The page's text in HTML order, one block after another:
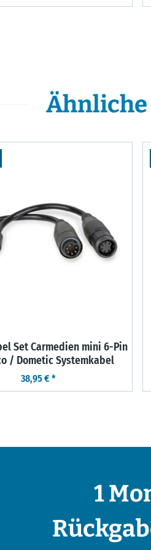
Set Carmedien mini 6-Pin
/ Dometic Systemkabel
38,95 € *
1